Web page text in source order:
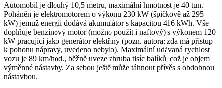
Automobil je dlouhý 10,5 metru, maximální hmotnost je 40 tun.
Poháněn je elektromotorem o výkonu 230 kW (špičkově až 295
kW) jemuž energii dodává akumulátor s kapacitou 416 kWh. Vše
doplňuje benzínový motor (možno použít i naftový) s výkonem 120
kW pracující jako generátor elektřiny (pozn. autora: zda má přístup
k pohonu nápravy, uvedeno nebylo). Maximální udávaná rychlost
vozu je 89 km/hod., běžně uveze zhruba tisíc balíků, což je objem
výměnné nástavby. Za sebou ještě může táhnout přívěs s obdobnou
nástavbou.